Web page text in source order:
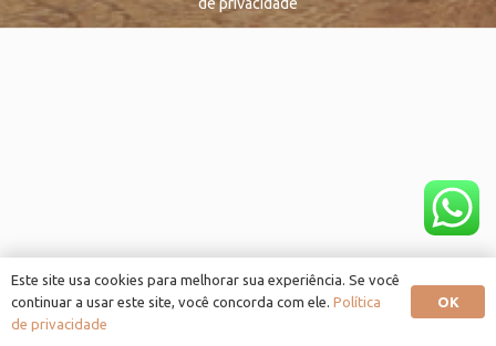
Este site usa cookies para melhorar sua experiência. Se você
continuar a usar este site, você concorda com ele. Política
de privacidade
OK